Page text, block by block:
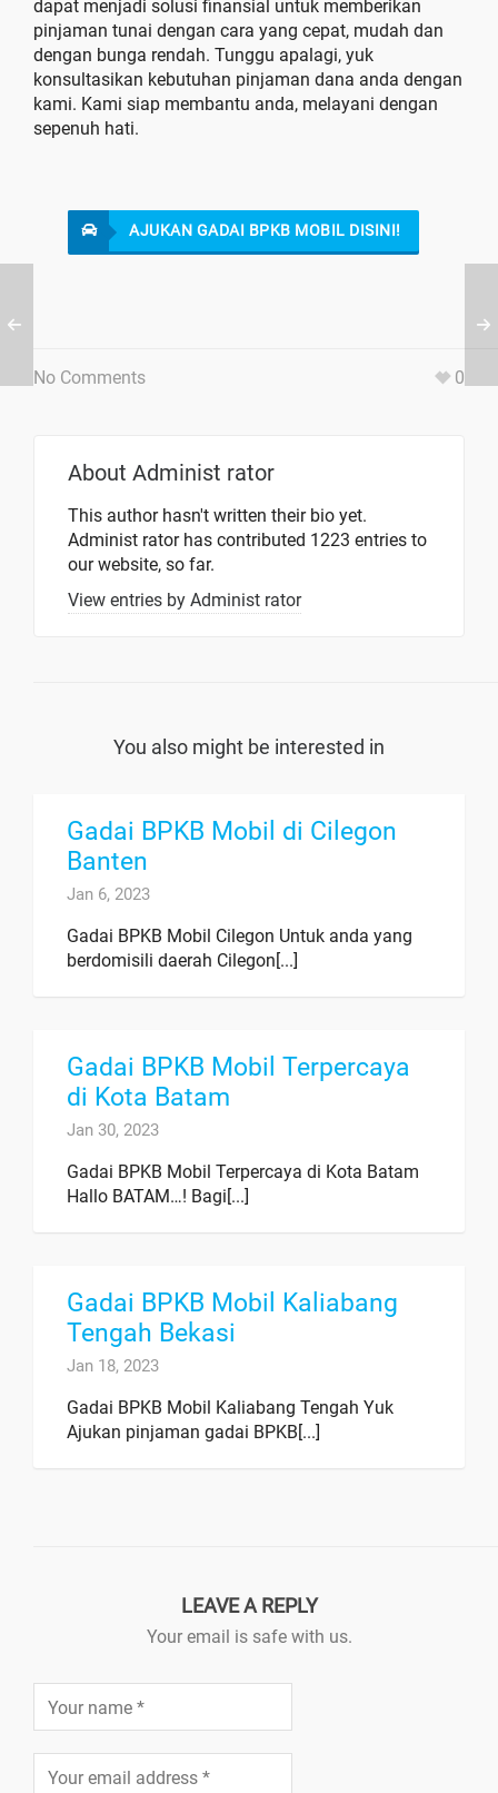
dapat menjadi solusi finansial untuk memberikan
pinjaman tunai dengan cara yang cepat, mudah dan
dengan bunga rendah. Tunggu apalagi, yuk
konsultasikan kebutuhan pinjaman dana anda dengan
kami. Kami siap membantu anda, melayani dengan
sepenuh hati.
AJUKAN GADAI BPKB MOBIL DISINI!
No Comments 0
About Administ rator
This author hasn't written their bio yet.
Administ ratorhas contributed 1223 entries to
our website, so far.
View entries by Administ rator
You also might be interested in
Gadai BPKB Mobil di Cilegon
Banten
Jan 6, 2023
Gadai BPKB Mobil Cilegon Untuk anda yang
berdomisili daerah Cilegon[...]
Gadai BPKB Mobil Terpercaya
di Kota Batam
Jan 30, 2023
Gadai BPKB Mobil Terpercaya di Kota Batam
Hallo BATAM…! Bagi[...]
Gadai BPKB Mobil Kaliabang
Tengah Bekasi
Jan 18, 2023
Gadai BPKB Mobil Kaliabang Tengah Yuk
Ajukan pinjaman gadai BPKB[...]
LEAVE A REPLY
Your email is safe with us.